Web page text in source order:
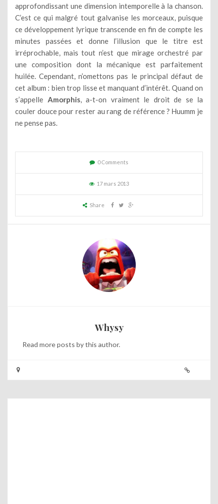
approfondissant une dimension intemporelle à la chanson.
C’est ce qui malgré tout galvanise les morceaux, puisque
ce développement lyrique transcende en fin de compte les
minutes passées et donne l’illusion que le titre est
irréprochable, mais tout n’est que mirage orchestré par
une composition dont la mécanique est parfaitement
huilée. Cependant, n’omettons pas le principal défaut de
cet album : bien trop lisse et manquant d’intérêt. Quand on
s’appelle Amorphis, a-t-on vraiment le droit de se la
couler douce pour rester au rang de référence ? Huumm je
ne pense pas.
0 Comments
17 mars 2013
Share
Whysy
Read more posts by this author.